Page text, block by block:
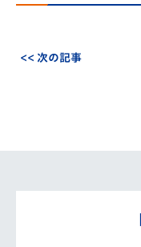
<< 次の記事